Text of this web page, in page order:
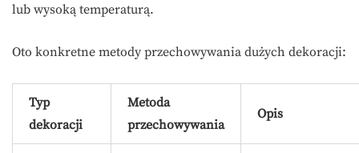
lub wysoką temperaturą.
Oto konkretne metody przechowywania dużych dekoracji:
Typ
dekoracji
Metoda
przechowywania
Opis